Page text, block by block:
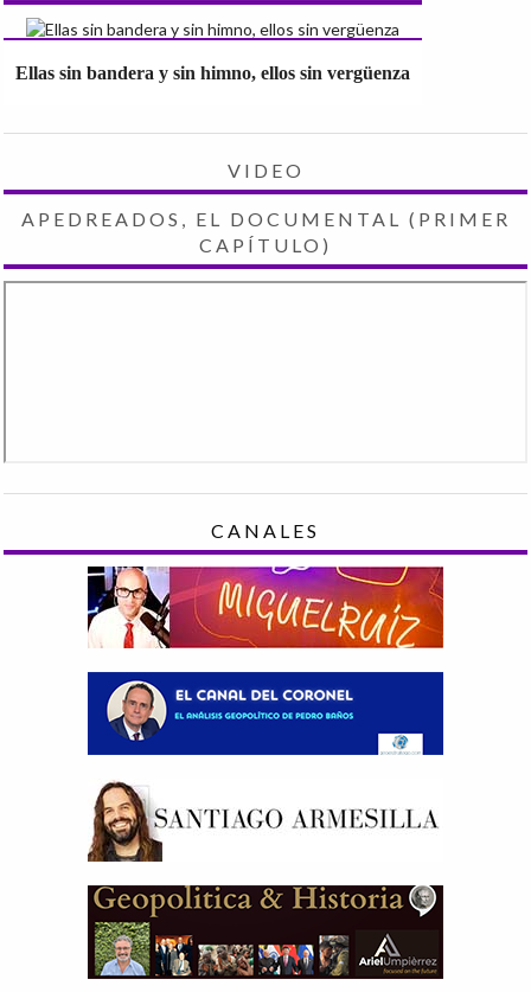
Ellas sin bandera y sin himno, ellos sin vergüenza
VIDEO
APEDREADOS, EL DOCUMENTAL (PRIMER
CAPÍTULO)
CANALES